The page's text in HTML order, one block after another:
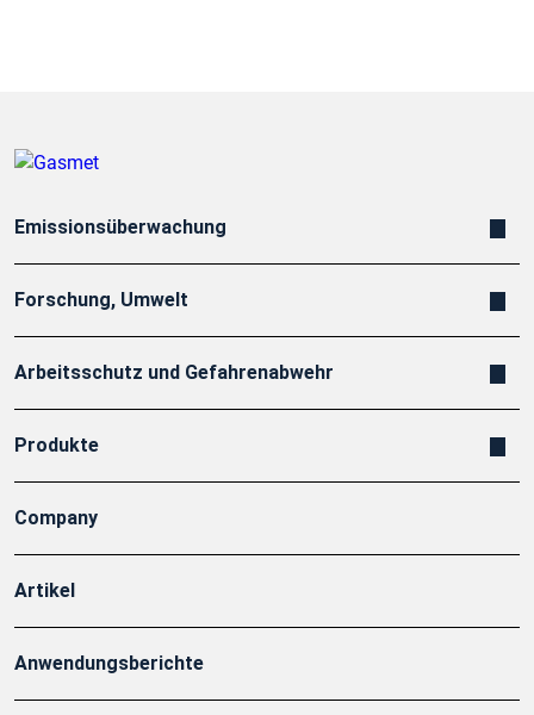
Emissionsüberwachung
Forschung, Umwelt
Arbeitsschutz und Gefahrenabwehr
Produkte
Company
Artikel
Anwendungsberichte